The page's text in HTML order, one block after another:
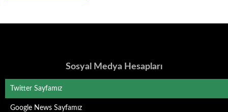
Sosyal Medya Hesapları
Twitter Sayfamız
Google News Sayfamız